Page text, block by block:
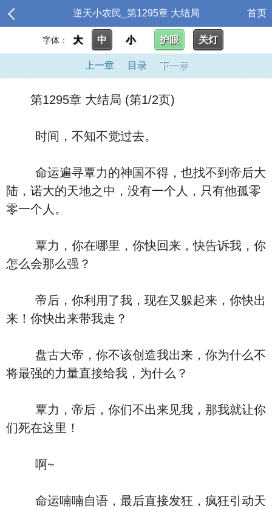
逆天小农民_第1295章 大结局 首页
字体： 大 中 小 护眼 关灯
上一章 目录 下一章
第1295章 大结局 (第1/2页)
时间，不知不觉过去。
命运遍寻覃力的神国不得，也找不到帝后大
陆，诺大的天地之中，没有一个人，只有他孤零
零一个人。
覃力，你在哪里，你快回来，快告诉我，你
怎么会那么强？
帝后，你利用了我，现在又躲起来，你快出
来！你快出来带我走？
盘古大帝，你不该创造我出来，你为什么不
将最强的力量直接给我，为什么？
覃力，帝后，你们不出来见我，那我就让你
们死在这里！
啊~
命运喃喃自语，最后直接发狂，疯狂引动天